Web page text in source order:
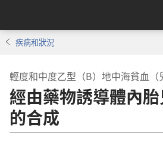
疾病和狀況
輕度和中度乙型（Β）地中海貧血（
經由藥物誘導體內
的合成